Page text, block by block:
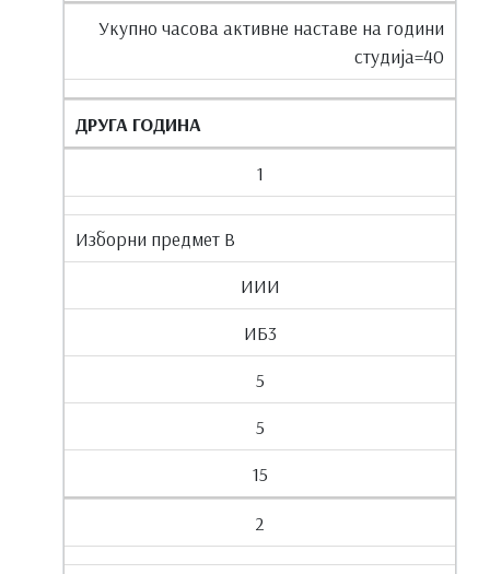
Укупно часова активне наставе на години
студија=40
ДРУГА ГОДИНА
1
Изборни предмет В
ИИИ
ИБ3
5
5
15
2